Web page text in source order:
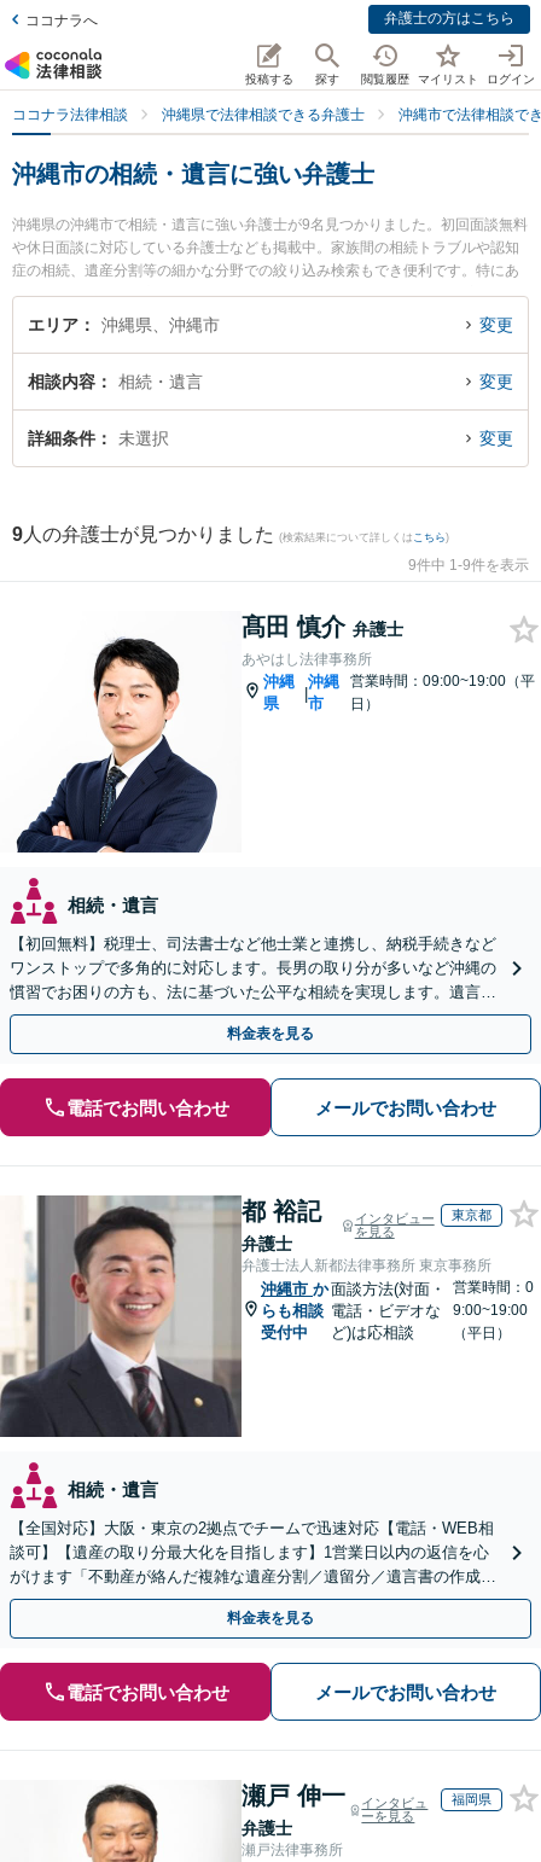
ココナラへ 弁護士の方はこちら
投稿する 探す 閲覧履歴 マイリスト ログイン
ココナラ法律相談 沖縄県で法律相談できる弁護士 沖縄市で法律相談で
沖縄市の相続・遺言に強い弁護士
沖縄県の沖縄市で相続・遺言に強い弁護士が9名見つかりました。初回面談無料
や休日面談に対応している弁護士なども掲載中。家族間の相続トラブルや認知
症の相続、遺産分割等の細かな分野での絞り込み検索もでき便利です。特にあ
やはし法律事務所の髙田 慎介弁護士や吉村正夫法律事務所の石川 健一郎弁護
士、弁護士法人ニライ総合法律事務所 沖縄市支店の仲西 孝浩弁護士のプロフィ
言のトラブル解決の実績豊富な近くの弁護士を検索したい』『初回相談無料で
相続・遺言を法律相談できる沖縄市内の弁護士に相談予約したい』などでお困
りの相談者さんにおすすめです。
エリア 沖縄県、沖縄市 変更
相談内容 相続・遺言 変更
詳細条件 未選択 変更
9 人の弁護士が見つかりました (検索結果について詳しくは こちら)
9件中 1-9件を表示
髙田 慎介 弁護士
あやはし法律事務所
沖縄
県
|
沖縄
市
営業時間：09:00~19:00（平
日）
相続・遺言
【初回無料】税理士、司法書士など他士業と連携し、納税手続きなど
ワンストップで多角的に対応します。長男の取り分が多いなど沖縄の
慣習でお困りの方も、法に基づいた公平な相続を実現します。遺言書
作成もご相談ください【駐車場完備】【離島へ出張も対応】
料金表を見る
電話でお問い合わせ メールでお問い合わせ
都 裕記
弁護士
インタビュー
を見る
東京都
弁護士法人新都法律事務所 東京事務所
沖縄市 か
らも相談
受付中
面談方法(対面・
電話・ビデオな
ど)は応相談
営業時間：0
9:00~19:00
（平日）
相続・遺言
【全国対応】大阪・東京の2拠点でチームで迅速対応【電話・WEB相
談可】【遺産の取り分最大化を目指します】1営業日以内の返信を心
がけます「不動産が絡んだ複雑な遺産分割／遺留分／遺言書の作成・
執行／事業承継など、お任せください」【休日相談あり】
料金表を見る
電話でお問い合わせ メールでお問い合わせ
瀬戸 伸一
弁護士
インタビュ
ーを見る
福岡県
瀬戸法律事務所